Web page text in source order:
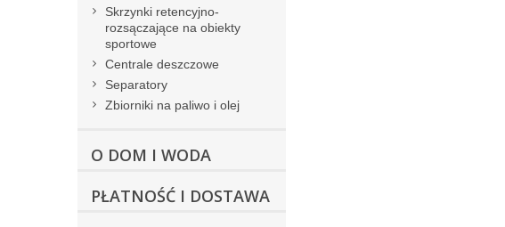
Skrzynki retencyjno-
rozsączające na obiekty
sportowe
Centrale deszczowe
Separatory
Zbiorniki na paliwo i olej
O DOM I WODA
PŁATNOŚĆ I DOSTAWA